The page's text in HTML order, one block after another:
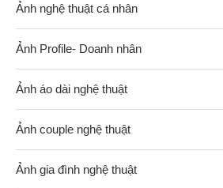
Ảnh nghệ thuật cá nhân
Ảnh Profile- Doanh nhân
Ảnh áo dài nghệ thuật
Ảnh couple nghệ thuật
Ảnh gia đình nghệ thuật